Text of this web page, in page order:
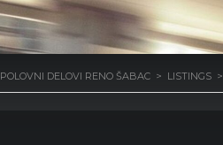
POLOVNI DELOVI RENO ŠABAC > LISTINGS >